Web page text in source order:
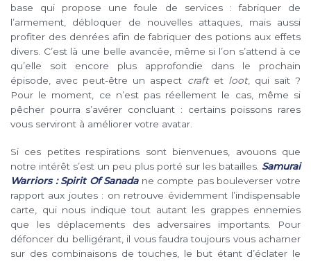
base qui propose une foule de services : fabriquer de
l’armement, débloquer de nouvelles attaques, mais aussi
profiter des denrées afin de fabriquer des potions aux effets
divers. C’est là une belle avancée, même si l’on s’attend à ce
qu’elle soit encore plus approfondie dans le prochain
épisode, avec peut-être un aspect craftet loot, qui sait ?
Pour le moment, ce n’est pas réellement le cas, même si
pêcher pourra s’avérer concluant : certains poissons rares
vous serviront à améliorer votre avatar.
Si ces petites respirations sont bienvenues, avouons que
notre intérêt s’est un peu plus porté sur les batailles. Samurai
Warriors : Spirit Of Sanadane compte pas bouleverser votre
rapport aux joutes : on retrouve évidemment l’indispensable
carte, qui nous indique tout autant les grappes ennemies
que les déplacements des adversaires importants. Pour
défoncer du belligérant, il vous faudra toujours vous acharner
sur des combinaisons de touches, le but étant d’éclater le